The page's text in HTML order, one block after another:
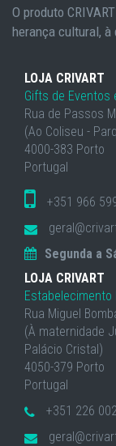
O produto
herança cultural, à
LOJA CRIVART
Gifts de Eventos
Rua de Passos
(Ao Coliseu -
4000-383 Porto
Portugal
+351 966
Segunda a
LOJA CRIVART
Estabelecimento
Rua Miguel
(À maternidade
Palácio Cristal)
4050-379 Porto
Portugal
+351 226